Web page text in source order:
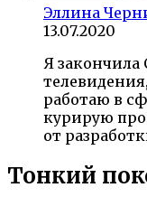
Эллина
13.07.2020
Я
работаю в
курирую
от
Тонкий